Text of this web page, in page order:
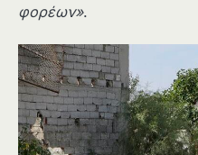
φορέων».